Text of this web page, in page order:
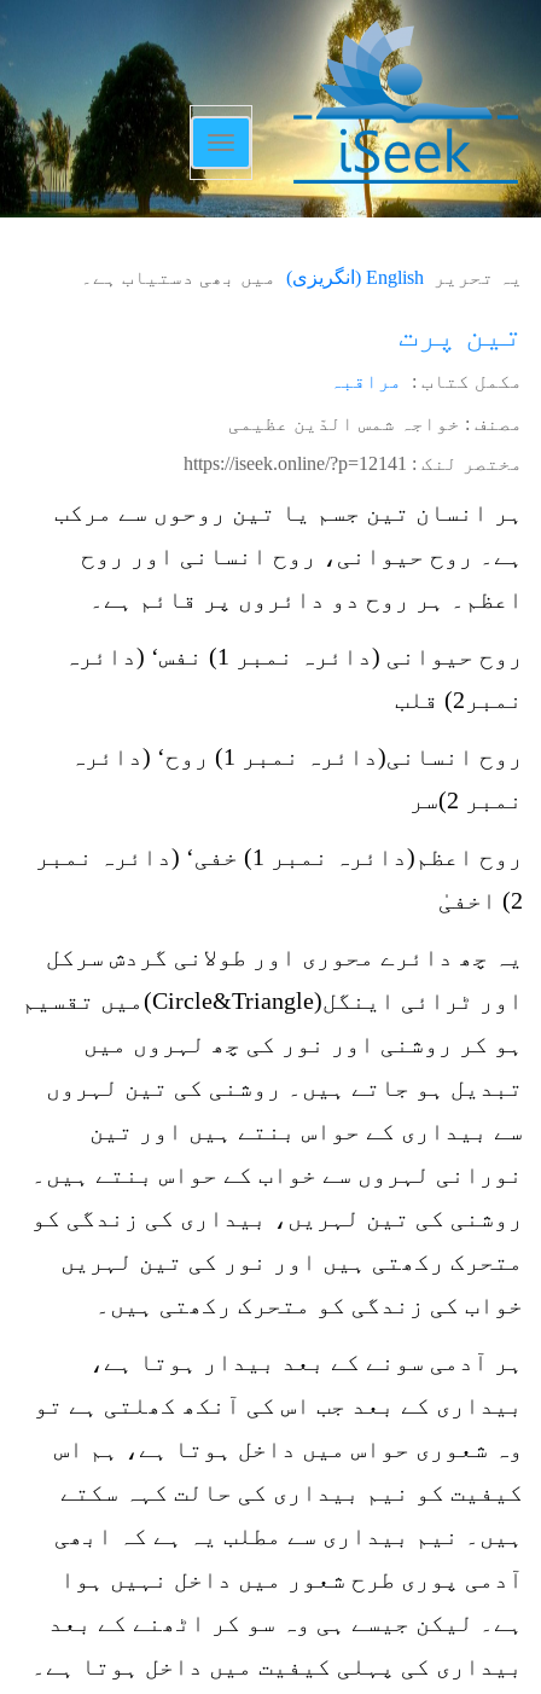
Toggle
navigation
یہ تحریر English
( انگریزی) میں بھی دستیاب ہے۔
تین پرت
مکمل کتاب : مراقبہ
مصنف : خواجہ شمس الدّین عظیمی
مختصر لنک : https://iseek.online/?p=12141
ہر انسان تین جسم یا تین روحوں سے مرکب
ہے۔ روح حیوانی، روح انسانی اور روح
اعظم۔ ہر روح دو دائروں پر قائم ہے۔
روح حیوانی (دائرہ نمبر 1) نفس‘ (دائرہ
نمبر2) قلب
روح انسانی(دائرہ نمبر 1) روح‘ (دائرہ
نمبر 2)سر
روح اعظم(دائرہ نمبر 1) خفی‘ (دائرہ نمبر
2) اخفیٰ
یہ چھ دائرے محوری اور طولانی گردش سرکل
اور ٹرائی اینگل(Circle&Triangle)میں تقسیم
ہو کر روشنی اور نور کی چھ لہروں میں
تبدیل ہو جاتے ہیں۔ روشنی کی تین لہروں
سے بیداری کے حواس بنتے ہیں اور تین
نورانی لہروں سے خواب کے حواس بنتے ہیں۔
روشنی کی تین لہریں، بیداری کی زندگی کو
متحرک رکھتی ہیں اور نور کی تین لہریں
خواب کی زندگی کو متحرک رکھتی ہیں۔
ہر آدمی سونے کے بعد بیدار ہوتا ہے،
بیداری کے بعد جب اس کی آنکھ کھلتی ہے تو
وہ شعوری حواس میں داخل ہوتا ہے، ہم اس
کیفیت کو نیم بیداری کی حالت کہہ سکتے
ہیں۔ نیم بیداری سے مطلب یہ ہے کہ ابھی
آدمی پوری طرح شعور میں داخل نہیں ہوا
ہے۔ لیکن جیسے ہی وہ سو کر اٹھنے کے بعد
بیداری کی پہلی کیفیت میں داخل ہوتا ہے۔